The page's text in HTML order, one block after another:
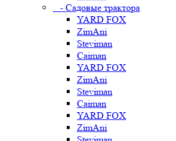
- Садовые трактора
YARD FOX
ZimAni
Steviman
Caiman
YARD FOX
ZimAni
Steviman
Caiman
YARD FOX
ZimAni